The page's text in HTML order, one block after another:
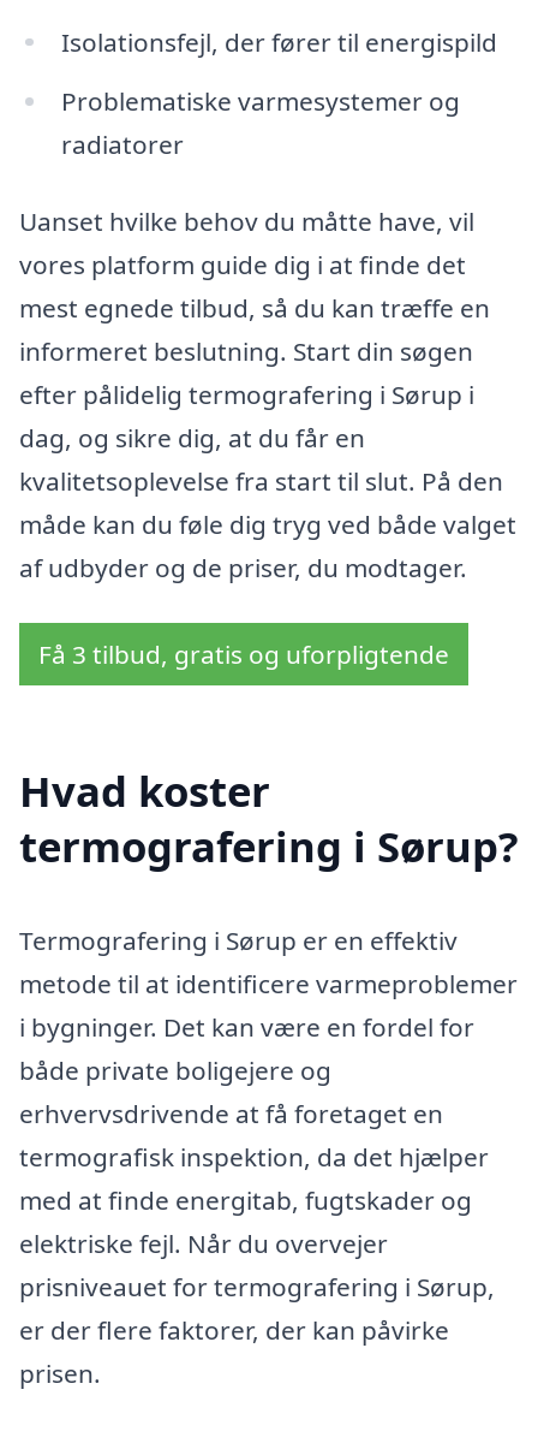
Isolationsfejl, der fører til energispild
Problematiske varmesystemer og
radiatorer
Uanset hvilke behov du måtte have, vil
vores platform guide dig i at finde det
mest egnede tilbud, så du kan træffe en
informeret beslutning. Start din søgen
efter pålidelig termografering i Sørup i
dag, og sikre dig, at du får en
kvalitetsoplevelse fra start til slut. På den
måde kan du føle dig tryg ved både valget
af udbyder og de priser, du modtager.
Få 3 tilbud, gratis og uforpligtende
Hvad koster
termografering i Sørup?
Termografering i Sørup er en effektiv
metode til at identificere varmeproblemer
i bygninger. Det kan være en fordel for
både private boligejere og
erhvervsdrivende at få foretaget en
termografisk inspektion, da det hjælper
med at finde energitab, fugtskader og
elektriske fejl. Når du overvejer
prisniveauet for termografering i Sørup,
er der flere faktorer, der kan påvirke
prisen.